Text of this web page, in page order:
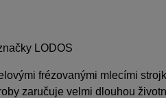
LODOS
frézovanými mlecími
zaručuje velmi dlouhou